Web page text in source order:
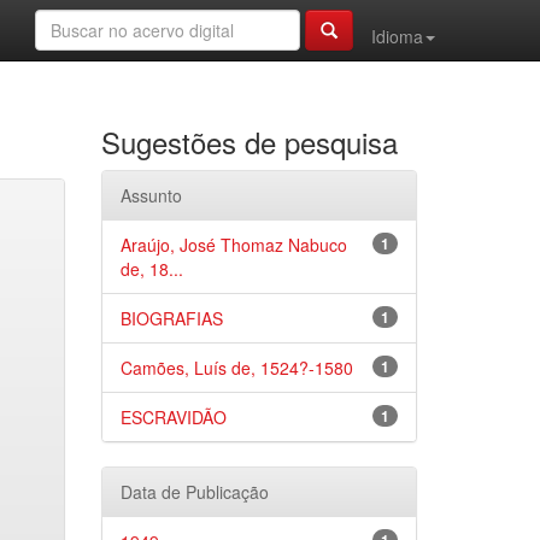
Idioma
Sugestões de pesquisa
Assunto
1
Araújo, José Thomaz Nabuco
de, 18...
1
BIOGRAFIAS
1
Camões, Luís de, 1524?-1580
1
ESCRAVIDÃO
Data de Publicação